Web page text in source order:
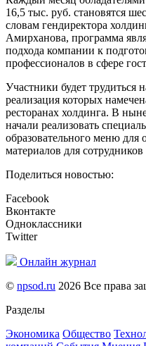
16,5 тыс. руб. становятся
словам гендиректора
Амирханова, программа
подхода компании к
профессионалов в сфере
Участники будет трудиться
реализация которых
ресторанах холдинга. В
начали реализовать
образовательного меню
материалов для
Поделиться новостью:
Facebook
Вконтакте
Одноклассники
Twitter
Онлайн журнал
© npsod.ru 2026 Все права
Разделы
Экономика Общество